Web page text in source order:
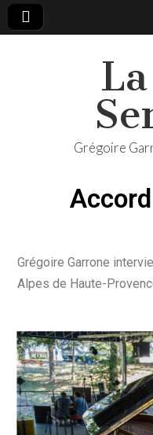
Grégoire
Grégoire Garrone
Alpes de Haute-